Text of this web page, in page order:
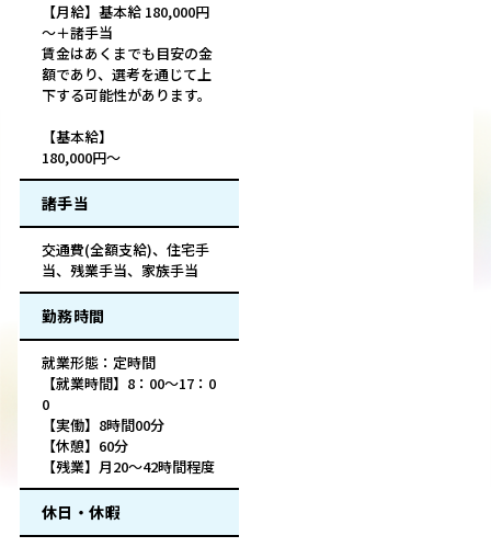
【月給】基本給 180,000円
～＋諸手当
賃金はあくまでも目安の金
額であり、選考を通じて上
下する可能性があります。
【基本給】
180,000円～
諸手当
交通費(全額支給)、住宅手
当、残業手当、家族手当
勤務時間
就業形態：定時間
【就業時間】8：00～17：0
0
【実働】8時間00分
【休憩】60分
【残業】月20～42時間程度
休日・休暇